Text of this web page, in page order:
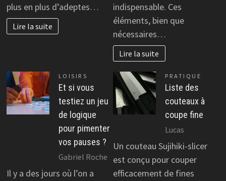
plus en plus d’adeptes…
Lire la suite
indispensable. Ces
éléments, bien que
nécessaires…
Lire la suite
LOISIRS
Et si vous
testiez un jeu
de logique
pour pimenter
vos pauses ?
Gabriel Roche
Il y a des jours où l’on a
PRATIQUE
Liste des
couteaux à
coupe fine
Lucas
Un couteau Sujihiki-slicer
est conçu pour couper
efficacement de fines